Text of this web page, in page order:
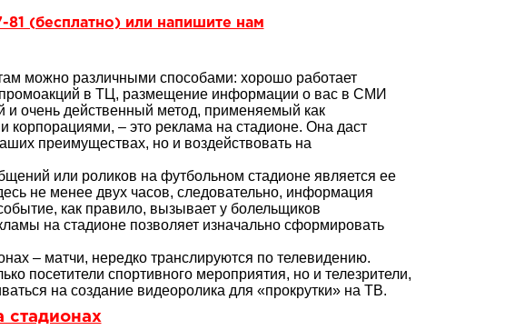
(бесплатно) или напишите нам
можно различными способами: хорошо работает
в ТЦ, размещение информации о вас в СМИ
очень действенный метод, применяемый как
– это реклама на стадионе. Она даст
преимуществах, но и воздействовать на
или роликов на футбольном стадионе является ее
не менее двух часов, следовательно, информация
как правило, вызывает у болельщиков
на стадионе позволяет изначально сформировать
– матчи, нередко транслируются по телевидению.
посетители спортивного мероприятия, но и телезрители,
на создание видеоролика для «прокрутки» на ТВ.